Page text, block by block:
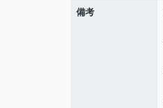
備考